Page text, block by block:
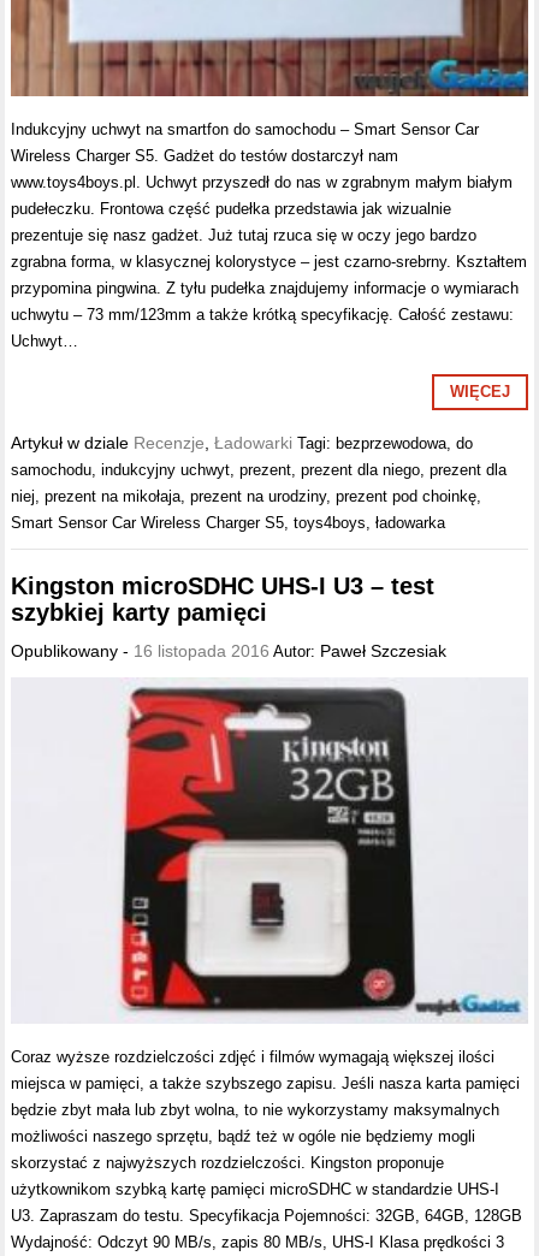
Indukcyjny uchwyt na smartfon do samochodu – Smart Sensor Car
Wireless Charger S5. Gadżet do testów dostarczył nam
www.toys4boys.pl. Uchwyt przyszedł do nas w zgrabnym małym białym
pudełeczku. Frontowa część pudełka przedstawia jak wizualnie
prezentuje się nasz gadżet. Już tutaj rzuca się w oczy jego bardzo
zgrabna forma, w klasycznej kolorystyce – jest czarno-srebrny. Kształtem
przypomina pingwina. Z tyłu pudełka znajdujemy informacje o wymiarach
uchwytu – 73 mm/123mm a także krótką specyfikację. Całość zestawu:
Uchwyt…
WIĘCEJ
Artykuł w dziale Recenzje ,Ładowarki Tagi:bezprzewodowa ,do
samochodu ,indukcyjny uchwyt ,prezent ,prezent dla niego ,prezent dla
niej ,prezent na mikołaja ,prezent na urodziny,prezent pod choinkę
Smart Sensor Car Wireless Charger S5 ,toys4boys ,ładowarka
Kingston microSDHC UHS-I U3 – test
szybkiej karty pamięci
Opublikowany - 16 listopada 2016 Autor: Paweł Szczesiak
Coraz wyższe rozdzielczości zdjęć i filmów wymagają większej ilości
miejsca w pamięci, a także szybszego zapisu. Jeśli nasza karta pamięci
będzie zbyt mała lub zbyt wolna, to nie wykorzystamy maksymalnych
możliwości naszego sprzętu, bądź też w ogóle nie będziemy mogli
skorzystać z najwyższych rozdzielczości. Kingston proponuje
użytkownikom szybką kartę pamięci microSDHC w standardzie UHS-I
U3. Zapraszam do testu. Specyfikacja Pojemności: 32GB, 64GB, 128GB
Wydajność: Odczyt 90 MB/s, zapis 80 MB/s, UHS-I Klasa prędkości 3